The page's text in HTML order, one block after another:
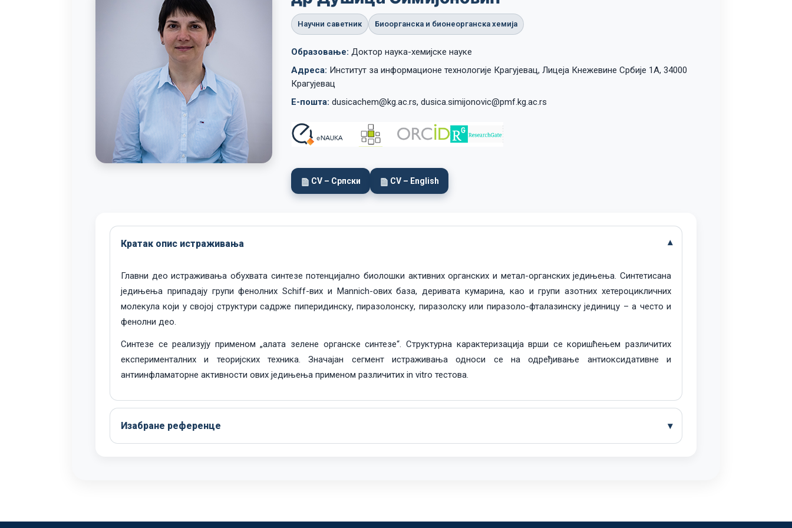
Научни саветник Биоорганска и бионеорганска хемија
Образовање: Доктор наука-хемијске науке
Адреса: Институт за информационе технологије Крагујевац, Лицеја Кнежевине Србије 1А, 34000
Крагујевац
Е-пошта: dusicachem@kg.ac.rs, dusica.simijonovic@pmf.kg.ac.rs
CV – Српски CV – English
Кратак опис истраживања
Главни део истраживања обухвата синтезе потенцијално биолошки активних органских и метал-органских једињења. Синтетисана
једињења припадају групи фенолних Schiff-вих и Mannich-ових база, деривата кумарина, као и групи азотних хетероцикличних
молекула који у својој структури садрже пиперидинску, пиразолонску, пиразолску или пиразоло-фталазинску јединицу – а често и
фенолни део.
Синтезе се реализују применом „алата зелене органске синтезе“. Структурна карактеризација врши се коришћењем различитих
експерименталних и теоријских техника. Значајан сегмент истраживања односи се на одређивање антиоксидативне и
антиинфламаторне активности ових једињења применом различитих in vitro тестова.
Изабране референце